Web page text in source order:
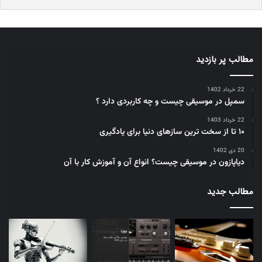
عرضه کرد.
۱۹۴۹:
لئو فندر (Leo Fender) Fender Broadcaster را معرفی کرد
به سرعت محبوب شد.
۱۹۵۲:
نمادی از راک و بلوز تبدیل شد.
۱۹۵۴:
فندر مدل Stratocaster را روانه بازار کرد که با طراحی
تاثیرگذارترین گیتارهای تاریخ تبدیل شد.
فرهنگی بود. این ساز به نوازندگان اجازه داد تا صداهای جدید، افکت‌ها
که منجر به ظهور ژانرهایی مانند راک اند رول، بلوز راک، سایکدلیک راک،
هوی متال و بسیاری دیگر شد. صدای قدرتمند و انعطاف‌پذیر گیتار
مطالب پر بازدید
22 خرداد 1402
سمپل در موسیقی چیست و چه کاربردی دارد ؟
22 خرداد 1403
۱۰ تا از سخت ترین سازهای دنیا برای یادگیری
20 دی 1402
دیاپازون در موسیقی چیست؟ انواع آن و آموزش کار با آن
مطالب جدید